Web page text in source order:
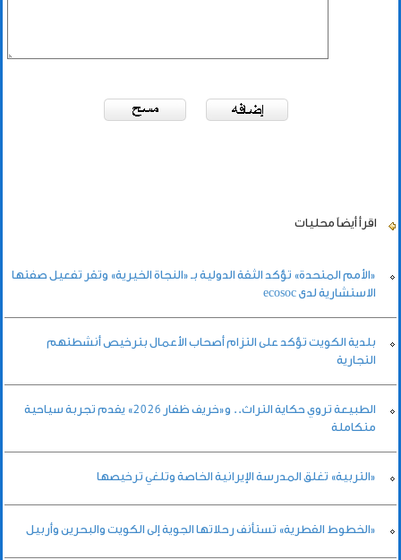
اقرأ أيضاً محليات
«الأمم المتحدة» تؤكد الثقة الدولية بـ «النجاة الخيرية» وتقر تفعيل صفتها
الاستشارية لدى ecosoc
بلدية الكويت تؤكد على التزام أصحاب الأعمال بترخيص أنشطتهم
التجارية
الطبيعة تروي حكاية التراث.. و«خريف ظفار 2026» يقدم تجربة سياحية
متكاملة
«التربية» تغلق المدرسة الإيرانية الخاصة وتلغي ترخيصها
«الخطوط القطرية» تستأنف رحلاتها الجوية إلى الكويت والبحرين وأربيل